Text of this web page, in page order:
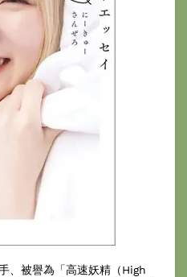
、被譽為「高速妖精（High